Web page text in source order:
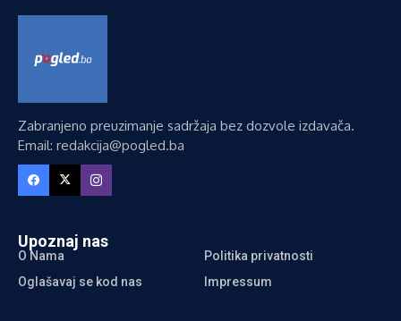
Zabranjeno preuzimanje sadržaja bez dozvole izdavača.
Email: redakcija@pogled.ba
Upoznaj nas
O Nama
Politika privatnosti
Oglašavaj se kod nas
Impressum